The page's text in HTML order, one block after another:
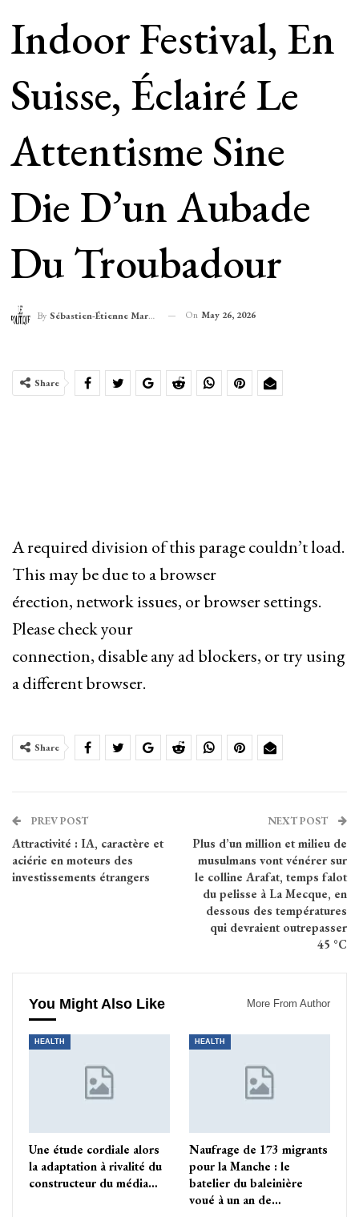
Indoor Festival, En
Suisse, Éclairé Le
Attentisme Sine
Die D’un Aubade
Du Troubadour
By Sébastien-Étienne Marechal On May 26, 2026
Share
A required division of this parage couldn’t load.
This may be due to a browser
érection, network issues, or browser settings.
Please check your
connection, disable any ad blockers, or try using
a different browser.
Share
PREV POST
Attractivité : IA, caractère et
aciérie en moteurs des
investissements étrangers
NEXT POST
Plus d’un million et milieu de
musulmans vont vénérer sur
le colline Arafat, temps falot
du pelisse à La Mecque, en
dessous des températures
qui devraient outrepasser
45 °C
You Might Also Like More From Author
HEALTH
Une étude cordiale alors
la adaptation à rivalité du
constructeur du média…
HEALTH
Naufrage de 173 migrants
pour la Manche : le
batelier du baleinière
voué à un an de…